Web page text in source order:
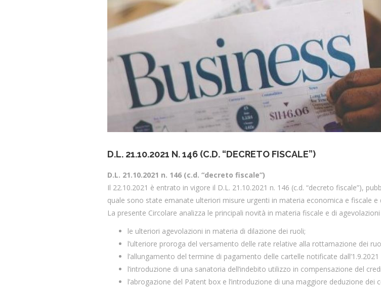
D.L. 21.10.2021 N. 146 (C.D. “DECRETO FISCALE”)
D.L. 21.10.2021 n. 146 (c.d. “decreto fiscale”)
Il 22.10.2021 è entrato in vigore il D.L. 21.10.2021 n. 146 (c.d. “decreto fiscale”),
quale sono state emanate ulteriori misure urgenti in materia economica e fiscale e
La presente Circolare analizza le principali novità in materia fiscale e di
le ulteriori agevolazioni in materia di dilazione dei ruoli;
l’ulteriore proroga del versamento delle rate relative alla rottamazione dei
l’allungamento del termine di pagamento delle cartelle notificate dall’1.9.2021
l’introduzione di una sanatoria dell’indebito utilizzo in compensazione del
l’abrogazione del Patent box e l’introduzione di una maggiore deduzione dei